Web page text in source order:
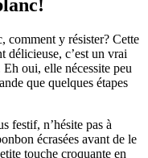
comment y résister? Cette
délicieuse, c’est un vrai
oui, elle nécessite peu
que quelques étapes
festif, n’hésite pas à
écrasées avant de le
touche croquante en